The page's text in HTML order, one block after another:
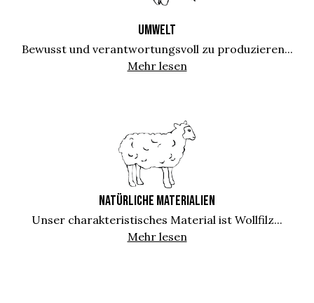
UMWELT
Bewusst und verantwortungsvoll zu produzieren...
Mehr lesen
NATÜRLICHE MATERIALIEN
Unser charakteristisches Material ist Wollfilz...
Mehr lesen